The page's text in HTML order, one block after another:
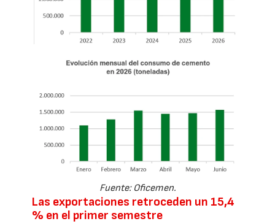
Fuente: Oficemen.
Las exportaciones retroceden un 15,4
% en el primer semestre